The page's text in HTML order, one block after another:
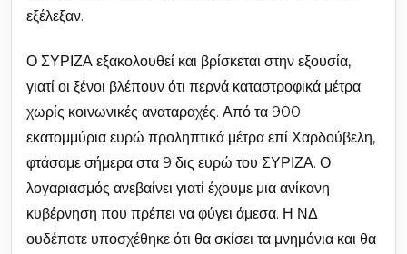
εξέλεξαν.
Ο ΣΥΡΙΖΑ εξακολουθεί και βρίσκεται στην εξουσία,
γιατί οι ξένοι βλέπουν ότι περνά καταστροφικά μέτρα
χωρίς κοινωνικές αναταραχές. Από τα 900
εκατομμύρια ευρώ προληπτικά μέτρα επί Χαρδούβελη,
φτάσαμε σήμερα στα 9 δις ευρώ του ΣΥΡΙΖΑ. Ο
λογαριασμός ανεβαίνει γιατί έχουμε μια ανίκανη
κυβέρνηση που πρέπει να φύγει άμεσα. Η ΝΔ
ουδέποτε υποσχέθηκε ότι θα σκίσει τα μνημόνια και θα